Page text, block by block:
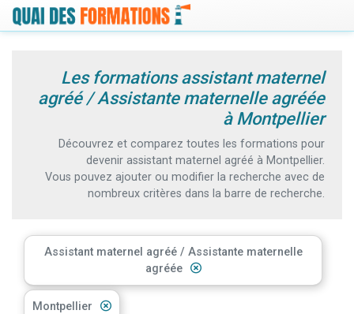
Les formations assistant maternel
agréé / Assistante maternelle agréée
à Montpellier
Découvrez et comparez toutes les formations pour
devenir assistant maternel agréé à Montpellier.
Vous pouvez ajouter ou modifier la recherche avec de
nombreux critères dans la barre de recherche.
Assistant maternel agréé / Assistante maternelle
agréée
Montpellier